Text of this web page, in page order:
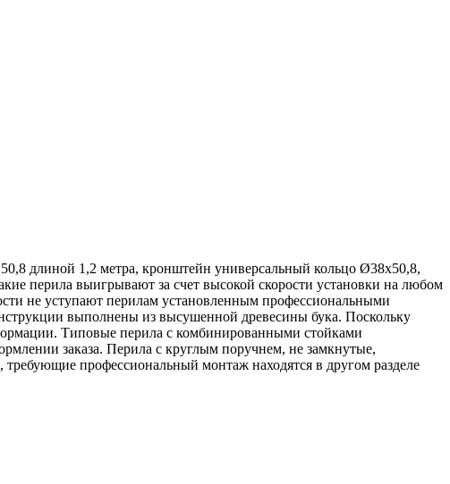
длиной 1,2 метра, кронштейн универсальный кольцо Ø38х50,8,
перила выигрывают за счет высокой скорости установки на любом
не уступают перилам установленным профессиональными
выполнены из высушенной древесины бука. Поскольку
Типовые перила с комбинированными стойками
заказа. Перила с круглым поручнем, не замкнутые,
профессиональный монтаж находятся в другом разделе